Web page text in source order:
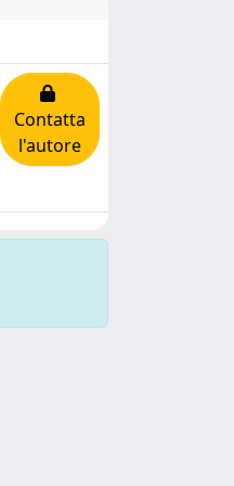
Contatta
l'autore